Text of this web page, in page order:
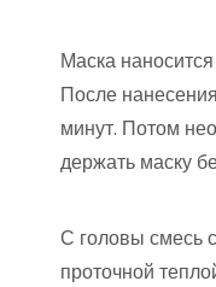
Маска
После
минут. Потом
держать маску
С головы смесь
проточной